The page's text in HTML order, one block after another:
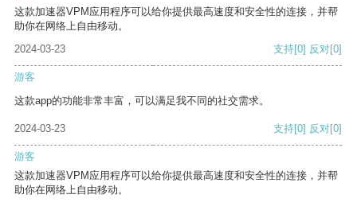
这款加速器VPM应用程序可以给你提供最高速度和安全性的连接，并帮
助你在网络上自由移动。
2024-03-23
支持[0] 反对[0]
游客
这款app的功能非常丰富，可以满足我不同的社交需求。
2024-03-23 支持[0] 反对[0]
游客
这款加速器VPM应用程序可以给你提供最高速度和安全性的连接，并帮
助你在网络上自由移动。